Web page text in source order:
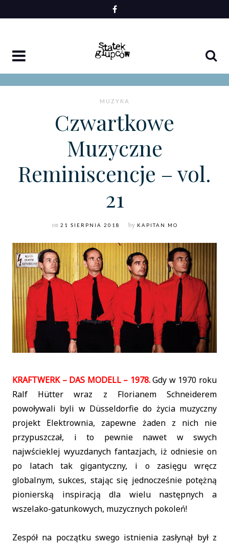
to
MUZYKA
Czwartkowe
Muzyczne
Reminiscencje – vol.
21
on 21 SIERPNIA 2018 by KAPITAN MO
KRAFTWERK – DAS MODELL – 1978.Gdy w 1970 roku
Ralf Hütter wraz z Florianem Schneiderem
powoływali byli w Düsseldorfie do życia muzyczny
projekt Elektrownia, zapewne żaden z nich nie
przypuszczał, i to pewnie nawet w swych
najwścieklej wyuzdanych fantazjach, iż odniesie on
po latach tak gigantyczny, i o zasięgu wręcz
globalnym, sukces, stając się jednocześnie potężną
pionierską inspiracją dla wielu następnych a
wszelako-gatunkowych, muzycznych pokoleń!
Zespół na początku swego istnienia zasłynął był z